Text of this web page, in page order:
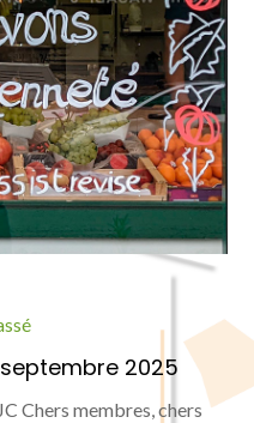
2025
Chers membres, chers